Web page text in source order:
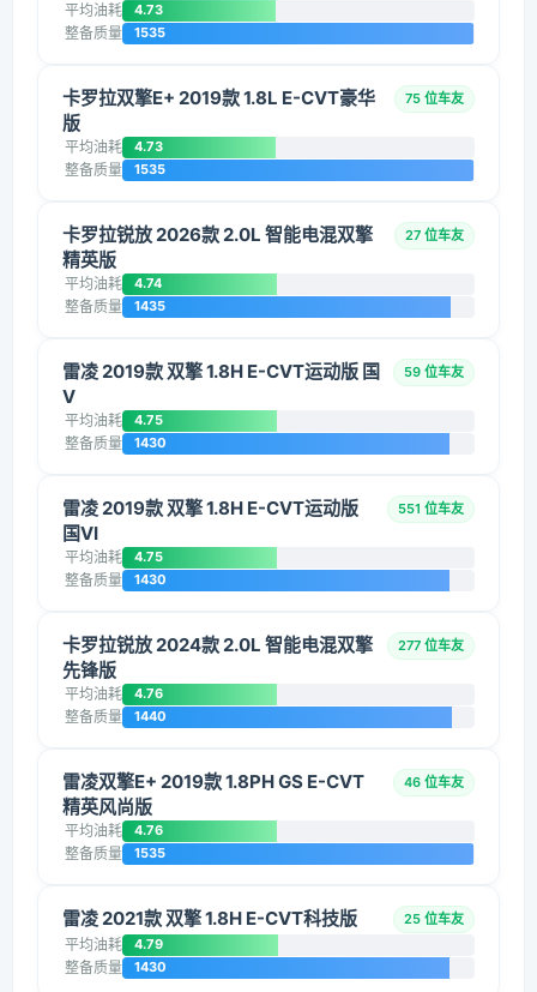
平均油耗 4.73
整备质量 1535
卡罗拉双擎E+ 2019款 1.8L E-CVT豪华
版
75 位车友
平均油耗 4.73
整备质量 1535
卡罗拉锐放 2026款 2.0L 智能电混双擎
精英版
27 位车友
平均油耗 4.74
整备质量 1435
雷凌 2019款 双擎 1.8H E-CVT运动版 国
V
59 位车友
平均油耗 4.75
整备质量 1430
雷凌 2019款 双擎 1.8H E-CVT运动版
国VI
551 位车友
平均油耗 4.75
整备质量 1430
卡罗拉锐放 2024款 2.0L 智能电混双擎
先锋版
277 位车友
平均油耗 4.76
整备质量 1440
雷凌双擎E+ 2019款 1.8PH GS E-CVT
精英风尚版
46 位车友
平均油耗 4.76
整备质量 1535
雷凌 2021款 双擎 1.8H E-CVT科技版 25 位车友
平均油耗 4.79
整备质量 1430